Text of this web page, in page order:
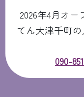
2026年4月オ
てん大津千町
090-